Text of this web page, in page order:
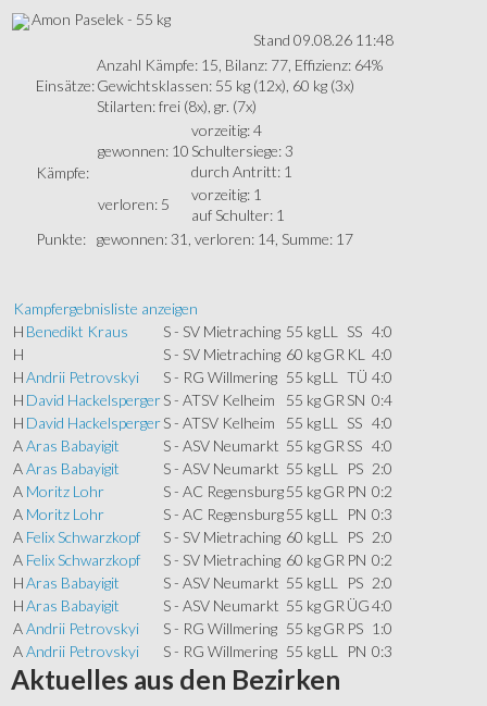
Amon Paselek - 55 kg
Stand 09.08.26 11:48
Einsätze:
Anzahl Kämpfe: 15, Bilanz: 77, Effizienz: 64%
Gewichtsklassen: 55 kg (12x), 60 kg (3x)
Stilarten: frei (8x), gr. (7x)
Kämpfe:
gewonnen: 10
vorzeitig: 4
Schultersiege: 3
durch Antritt: 1
verloren: 5
vorzeitig: 1
auf Schulter: 1
Punkte: gewonnen: 31, verloren: 14, Summe: 17
Kampfergebnisliste anzeigen
H Benedikt Kraus S - SV Mietraching 55 kgLL SS 4:0
H
S - SV Mietraching 60 kgGR KL
4:0
HAndrii Petrovskyi S - RG Willmering 55 kgLL TÜ 4:0
H David HackelspergerS - ATSV Kelheim 55 kgGR SN 0:4
H David HackelspergerS - ATSV Kelheim 55 kgLL SS 4:0
AAras Babayigit S - ASV Neumarkt 55 kgGR SS 4:0
AAras Babayigit S - ASV Neumarkt 55 kgLL PS 2:0
A Moritz Lohr S - AC Regensburg55 kgGR PN 0:2
A Moritz Lohr S - AC Regensburg55 kgLL PN 0:3
A Felix Schwarzkopf S - SV Mietraching 60 kgLL PS 2:0
A Felix Schwarzkopf S - SV Mietraching 60 kgGR PN 0:2
HAras Babayigit S - ASV Neumarkt 55 kgLL PS 2:0
HAras Babayigit S - ASV Neumarkt 55 kgGR ÜG4:0
AAndrii Petrovskyi S - RG Willmering 55 kgGR PS 1:0
AAndrii Petrovskyi S - RG Willmering 55 kgLL PN 0:3
Aktuelles aus den Bezirken